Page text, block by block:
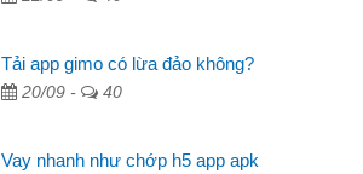
Tải app gimo có lừa đảo không?
20/09 - 40
Vay nhanh như chớp h5 app apk